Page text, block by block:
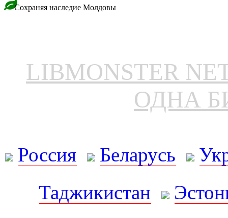
Сохраняя наследие Молдовы
LIBMONSTER
ОДНА
Россия Беларусь
Таджикистан